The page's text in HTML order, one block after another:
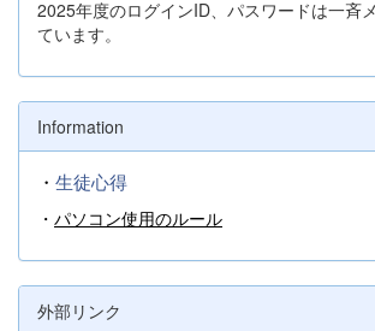
2025年度のログインID、パスワードは一斉
ています。
Information
・ 生徒心得
・ パソコン使用のルール
外部リンク